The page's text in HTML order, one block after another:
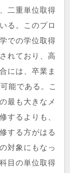
二重単位取得
る。このプロ
での学位取得
れており、高
には、卒業ま
能である。こ
最も大きなメ
するよりも、
する方がはる
対象にもなっ
目の単位取得